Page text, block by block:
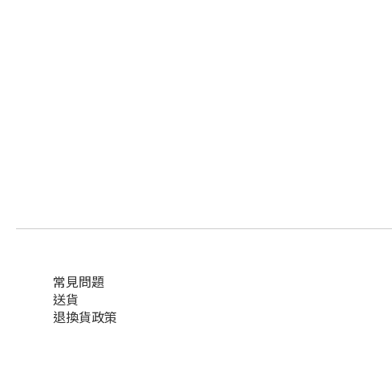
常見問題
送貨
退換貨政策